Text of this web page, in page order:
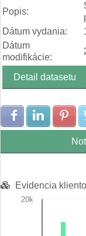
Popis:
Dátum vydania:
Dátum
modifikácie:
Detail datasetu
Zdielať na
Evidencia
20k